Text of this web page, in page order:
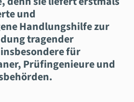
und
Handlungshilfe zur
tragender
für
Prüfingenieure und